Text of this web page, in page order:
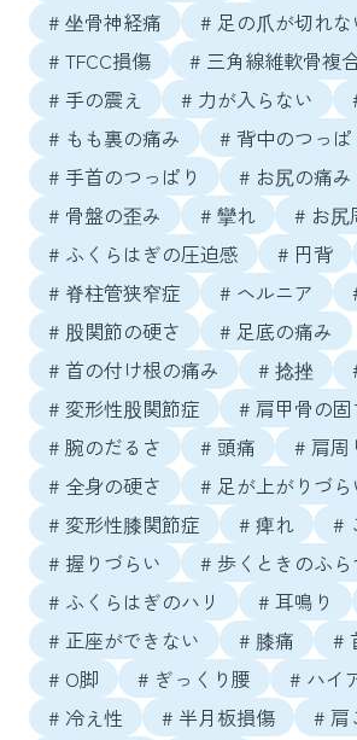
# 坐骨神経痛
# 足の爪が切れな
# TFCC損傷
# 三角線維軟骨複
# 手の震え
# 力が入らない
# もも裏の痛み
# 背中のつっぱ
# 手首のつっぱり
# お尻の痛み
# 骨盤の歪み
# 攣れ
# お尻
# ふくらはぎの圧迫感
# 円背
# 脊柱管狭窄症
# ヘルニア
# 股関節の硬さ
# 足底の痛み
# 首の付け根の痛み
# 捻挫
# 変形性股関節症
# 肩甲骨の固
# 腕のだるさ
# 頭痛
# 肩周
# 全身の硬さ
# 足が上がりづら
# 変形性膝関節症
# 痺れ
#
# 握りづらい
# 歩くときのふら
# ふくらはぎのハリ
# 耳鳴り
# 正座ができない
# 膝痛
#
# O脚
# ぎっくり腰
# ハイ
# 冷え性
# 半月板損傷
# 肩